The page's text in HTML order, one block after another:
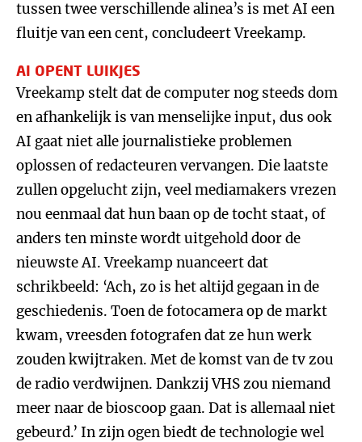
tussen twee verschillende alinea’s is met AI een
fluitje van een cent, concludeert Vreekamp.
AI OPENT LUIKJES
Vreekamp stelt dat de computer nog steeds dom
en afhankelijk is van menselijke input, dus ook
AI gaat niet alle journalistieke problemen
oplossen of redacteuren vervangen. Die laatste
zullen opgelucht zijn, veel mediamakers vrezen
nou eenmaal dat hun baan op de tocht staat, of
anders ten minste wordt uitgehold door de
nieuwste AI. Vreekamp nuanceert dat
schrikbeeld: ‘Ach, zo is het altijd gegaan in de
geschiedenis. Toen de fotocamera op de markt
kwam, vreesden fotografen dat ze hun werk
zouden kwijtraken. Met de komst van de tv zou
de radio verdwijnen. Dankzij VHS zou niemand
meer naar de bioscoop gaan. Dat is allemaal niet
gebeurd.’ In zijn ogen biedt de technologie wel